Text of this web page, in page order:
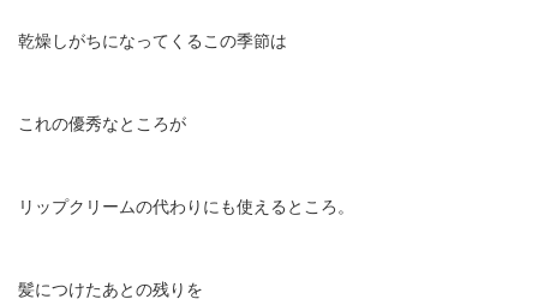
乾燥しがちになってくるこの季節は
これの優秀なところが
リップクリームの代わりにも使えるところ。
髪につけたあとの残りを